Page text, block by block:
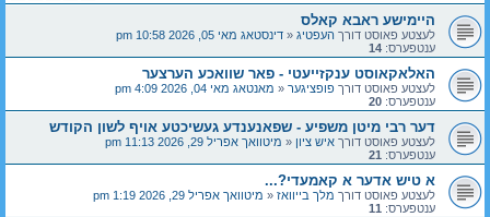
היימישע ראבא קאלס
לעצטע פאוסט דורך העפטיג « דינסטאג מאי 05, 2026 10:58 pm
ענטפערס: 14
האלאקאוסט ענקזייעטי - פאר שוואכע הערצער
לעצטע פאוסט דורך פופציגער « מאנטאג מאי 04, 2026 4:09 pm
ענטפערס: 20
דער רבי מיטן משפיע - שפאנענדע געשיכטע אויף לשון הקודש
לעצטע פאוסט דורך איש ציון « מיטוואך אפריל 29, 2026 11:13 pm
ענטפערס: 21
א טיש אדער א קאמעדי?...
לעצטע פאוסט דורך מלך בייוואז « מיטוואך אפריל 29, 2026 1:19 pm
ענטפערס: 11